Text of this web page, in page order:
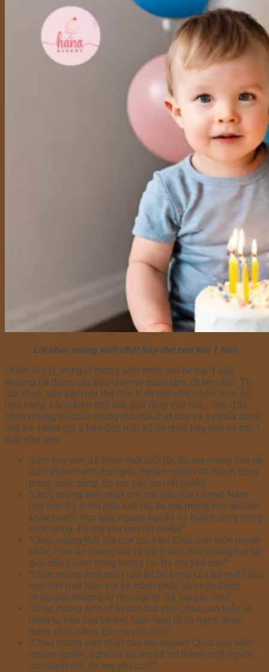
Lời chúc mừng sinh nhật hay cho con trai 1 tuổi
Chính vì vậy, trong lễ mừng sinh nhật cho bé trai 1 tuổi
thường rất được các bậc cha mẹ quan tâm, chăm chút. Từ
lựa chọn, sắp xếp mọi thứ cho buổi tiệc như: chọn món ăn,
nhà hàng, bánh kem thôi nôi, quà tặng thôi nôi,… cho đến
chọn những lời chúc mừng thôi nôi thật hay và ý nghĩa dành
cho bé. Hana gợi ý bạn đọc một số lời chúc hay cho bé trai 1
tuổi như sau:
Năm nay con đã thêm một tuổi rồi, ba mẹ mong con sẽ
luôn khỏe mạnh, học giỏi, ngoan ngoãn và thành công
trong cuộc sống. Ba mẹ yêu con rất nhiều!
“Chúc mừng sinh nhật con trai yêu của ba mẹ! Năm
nay con đã thêm một tuổi rồi, ba mẹ mong con sẽ luôn
khỏe mạnh, học giỏi, ngoan ngoãn và thành công trong
cuộc sống. Ba mẹ yêu con rất nhiều!”
“Chúc mừng thôi nôi con trai yêu! Chúc con luôn mạnh
khỏe, mau ăn chóng lớn và trở thành một chàng trai tài
giỏi, dũng cảm trong tương lai. Ba mẹ yêu con!”
“Chúc mừng sinh nhật cậu bé bé bỏng của ba mẹ! Chúc
con tuổi mới luôn vui vẻ, hạnh phúc và nhận được
nhiều yêu thương từ mọi người. Ba mẹ yêu con!”
“Chúc mừng sinh nhật con trai yêu! Chúc con luôn là
niềm tự hào của ba mẹ, luôn rạng rỡ và hạnh phúc
trong cuộc sống. Ba mẹ yêu con!”
“Chúc mừng sinh nhật con trai ngoan! Chúc con luôn
ngoan ngoãn, nghe lời ba mẹ và trở thành một người
con tuyệt vời. Ba mẹ yêu con!”